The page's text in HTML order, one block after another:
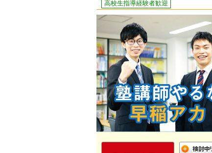
高校生指導経験者歓迎